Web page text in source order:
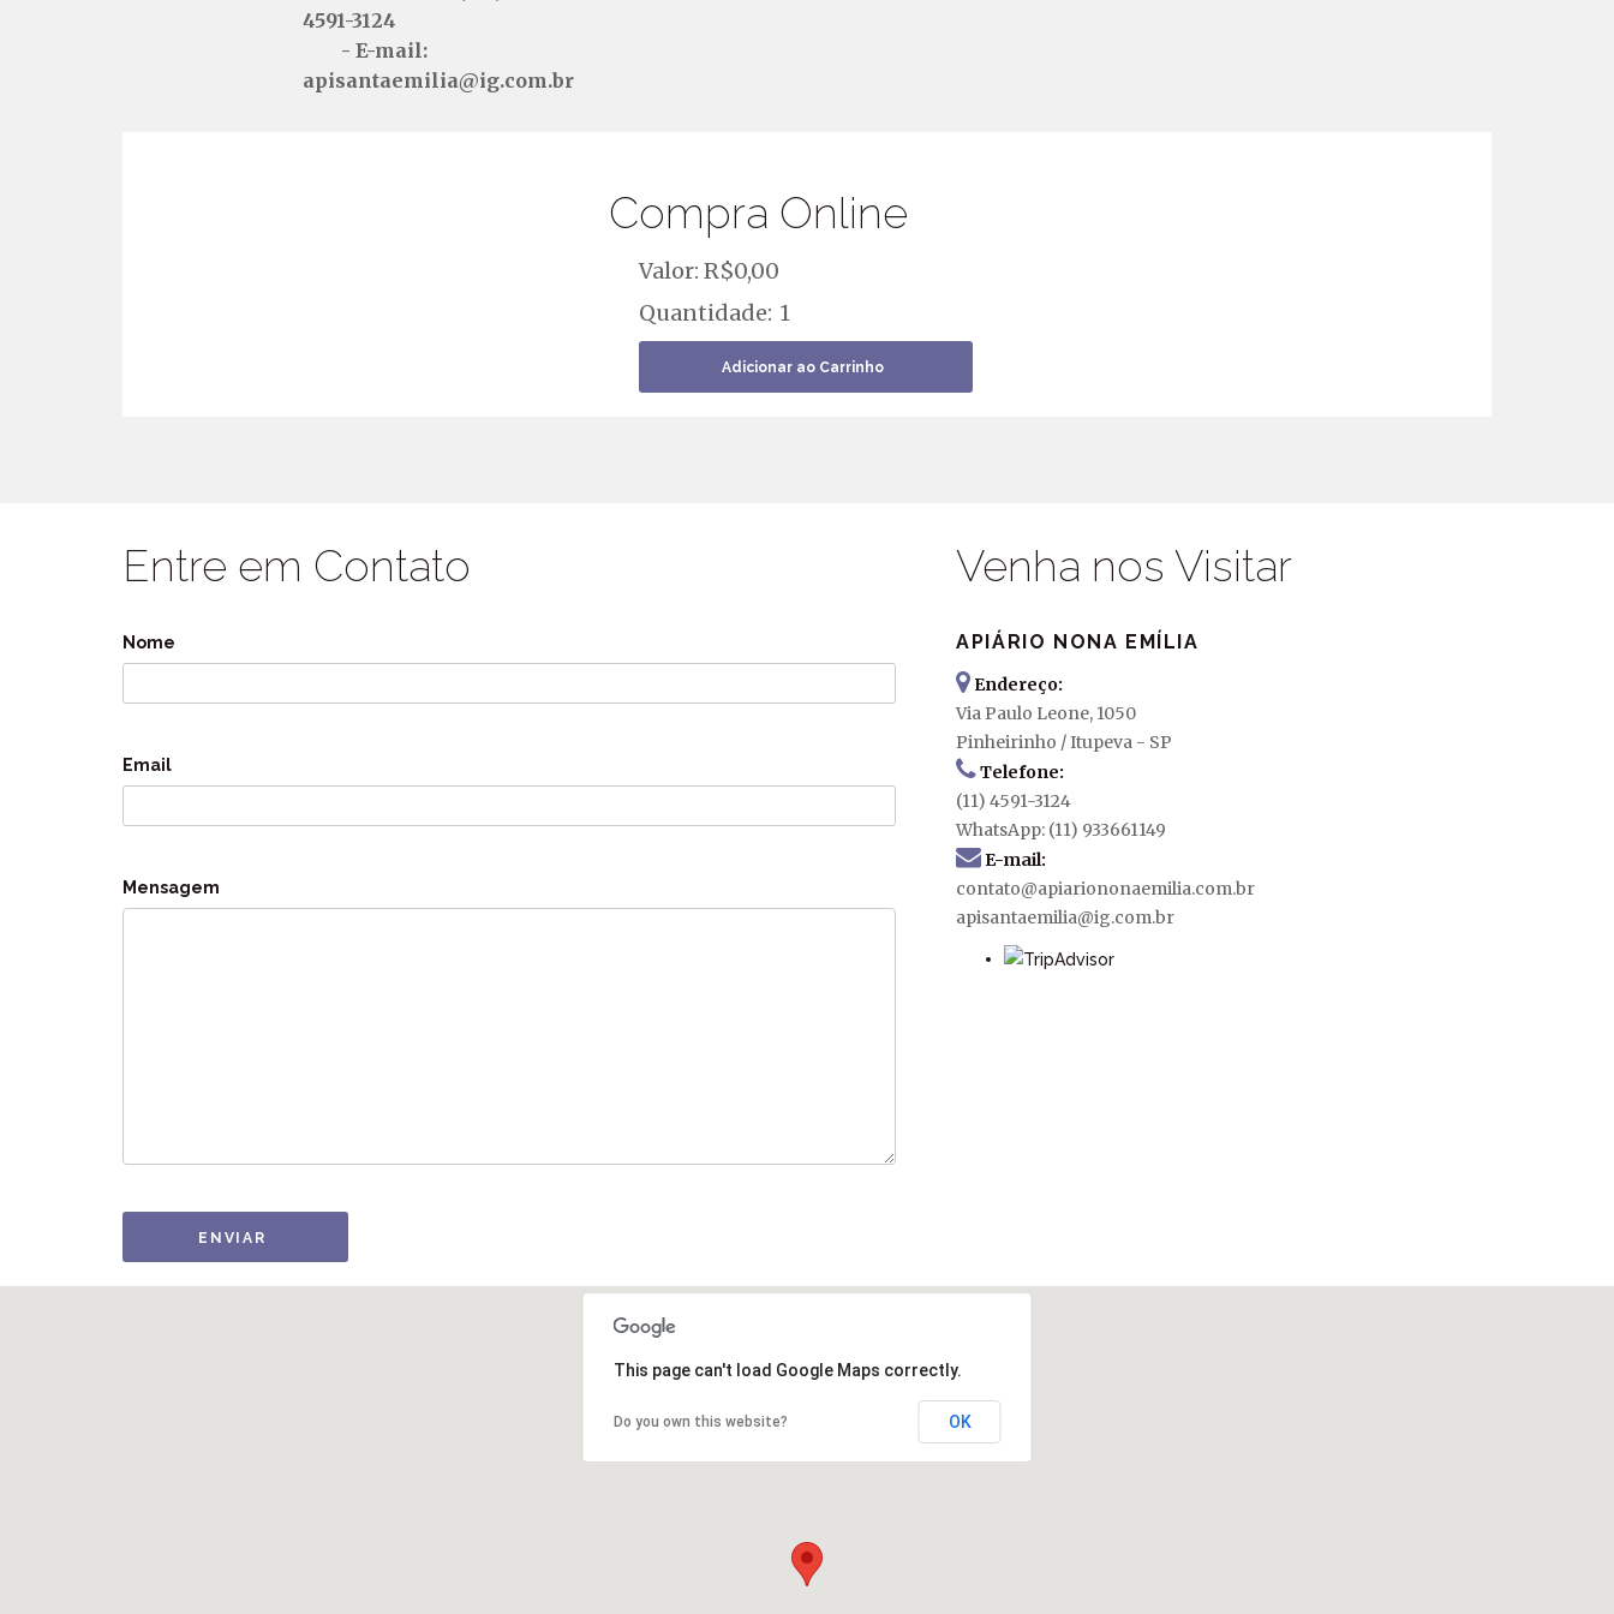
4591-3124
- E-mail:
apisantaemilia@ig.com.br
Compra Online
Valor: R$0,00
Quantidade:
Entre em Contato
Nome
Email
Mensagem
ENVIAR
Venha nos Visitar
APIÁRIO NONA EMÍLIA
Endereço:
Via Paulo Leone, 1050
Pinheirinho / Itupeva - SP
Telefone:
(11) 4591-3124
WhatsApp: (11) 933661149
E-mail:
contato@apiariononaemilia.com.br
apisantaemilia@ig.com.br
This page can't load Google Maps correctly.
Do you own this website? OK